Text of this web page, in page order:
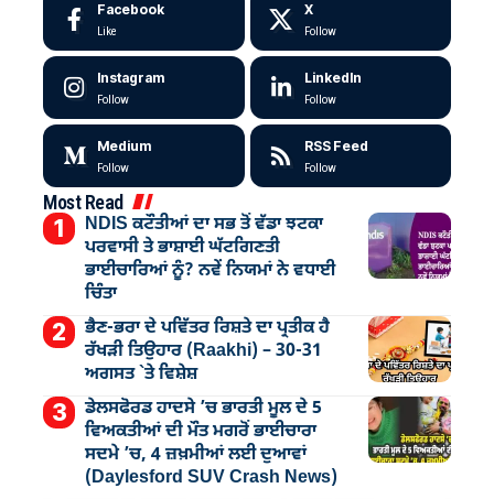
Facebook
Like
X
Follow
Instagram
Follow
LinkedIn
Follow
Medium
Follow
RSS Feed
Follow
Most Read
NDIS ਕਟੌਤੀਆਂ ਦਾ ਸਭ ਤੋਂ ਵੱਡਾ ਝਟਕਾ
ਪਰਵਾਸੀ ਤੇ ਭਾਸ਼ਾਈ ਘੱਟਗਿਣਤੀ
ਭਾਈਚਾਰਿਆਂ ਨੂੰ? ਨਵੇਂ ਨਿਯਮਾਂ ਨੇ ਵਧਾਈ
ਚਿੰਤਾ
ਭੈਣ-ਭਰਾ ਦੇ ਪਵਿੱਤਰ ਰਿਸ਼ਤੇ ਦਾ ਪ੍ਰਤੀਕ ਹੈ
ਰੱਖੜੀ ਤਿਉਹਾਰ (Raakhi) – 30-31
ਅਗਸਤ `ਤੇ ਵਿਸ਼ੇਸ਼
ਡੇਲਸਫੋਰਡ ਹਾਦਸੇ ’ਚ ਭਾਰਤੀ ਮੂਲ ਦੇ 5
ਵਿਅਕਤੀਆਂ ਦੀ ਮੌਤ ਮਗਰੋਂ ਭਾਈਚਾਰਾ
ਸਦਮੇ ’ਚ, 4 ਜ਼ਖ਼ਮੀਆਂ ਲਈ ਦੁਆਵਾਂ
(Daylesford SUV Crash News)